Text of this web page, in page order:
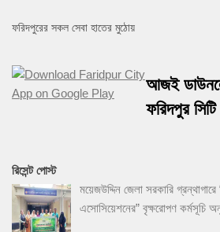
ফরিদপুরের সকল সেবা হাতের মুঠোয়
আজই
ফরিদপুর
রিসেন্ট পোস্ট
ময়েজউদ্দিন জেলা সরকারি গ্রন্থাগারে
এসোসিয়েশনের” বৃক্ষরোপণ কর্মসূচি